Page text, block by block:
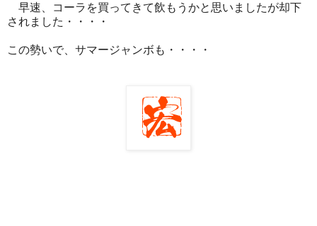
早速、コーラを買ってきて飲もうかと思いましたが却下
されました・・・・
この勢いで、サマージャンボも・・・・